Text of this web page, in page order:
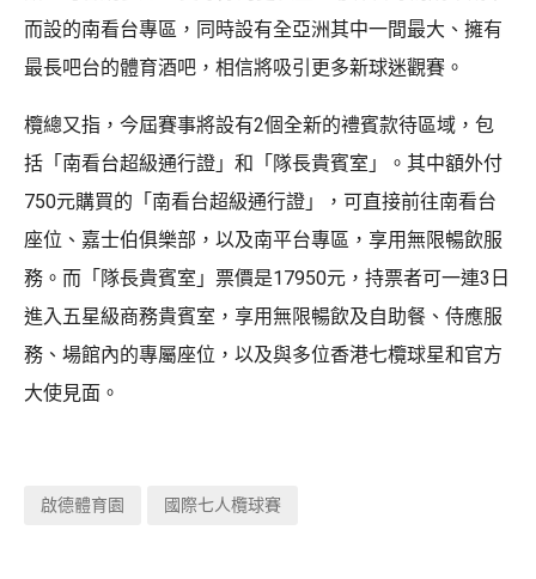
而設的南看台專區，同時設有全亞洲其中一間最大、擁有
最長吧台的體育酒吧，相信將吸引更多新球迷觀賽。
欖總又指，今屆賽事將設有2個全新的禮賓款待區域，包
括「南看台超級通行證」和「隊長貴賓室」。其中額外付
750元購買的「南看台超級通行證」，可直接前往南看台
座位、嘉士伯俱樂部，以及南平台專區，享用無限暢飲服
務。而「隊長貴賓室」票價是17950元，持票者可一連3日
進入五星級商務貴賓室，享用無限暢飲及自助餐、侍應服
務、場館內的專屬座位，以及與多位香港七欖球星和官方
大使見面。
啟德體育園 國際七人欖球賽